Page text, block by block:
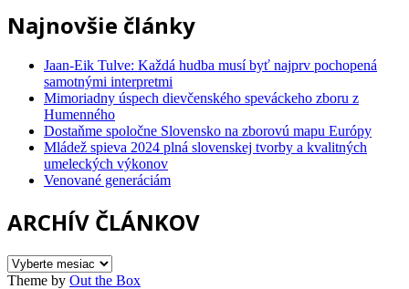
Najnovšie články
Jaan-Eik Tulve: Každá hudba musí byť najprv pochopená
samotnými interpretmi
Mimoriadny úspech dievčenského speváckeho zboru z
Humenného
Dostaňme spoločne Slovensko na zborovú mapu Európy
Mládež spieva 2024 plná slovenskej tvorby a kvalitných
umeleckých výkonov
Venované generáciám
ARCHÍV ČLÁNKOV
ARCHÍV
ČLÁNKOV
Theme by Out the Box